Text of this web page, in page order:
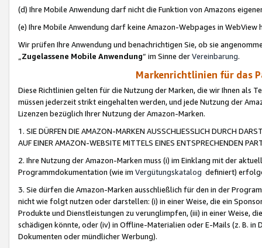
(d) Ihre Mobile Anwendung darf nicht die Funktion von Amazons
(e) Ihre Mobile Anwendung darf keine Amazon-Webpages in WebView
Wir prüfen Ihre Anwendung und benachrichtigen Sie, ob sie
„Zugelassene Mobile Anwendung“ im Sinne derVereinbarung.
Markenrichtlinien für das
Diese Richtlinien gelten für die Nutzung der Marken, die wir Ihnen als
müssen jederzeit strikt eingehalten werden, und jede Nutzung der
Lizenzen bezüglich Ihrer Nutzung der Amazon-Marken.
1. SIE DÜRFEN DIE AMAZON-MARKEN AUSSCHLIESSLICH DURCH
AUF EINER AMAZON-WEBSITE MITTELS EINES ENTSPRECHENDEN
2. Ihre Nutzung der Amazon-Marken muss (i) im Einklang mit der
Programmdokumentation (wie im Vergütungskatalog definiert)
3. Sie dürfen die Amazon-Marken ausschließlich für den in der
nicht wie folgt nutzen oder darstellen: (i) in einer Weise, die ein
Produkte und Dienstleistungen zu verunglimpfen, (iii) in einer Weise,
schädigen könnte, oder (iv) in Offline-Materialien oder E-Mails (z. B. in
Dokumenten oder mündlicher Werbung).